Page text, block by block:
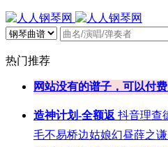
热门推荐
网站没有的谱子，可以付费
造神计划-全额返 抖音理查
毛不易桥边姑娘幻昼薛之谦